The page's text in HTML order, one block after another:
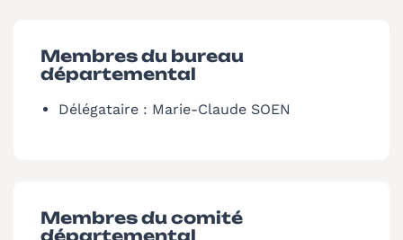
Membres du bureau
départemental
Délégataire : Marie-Claude SOEN
Membres du comité
départemental